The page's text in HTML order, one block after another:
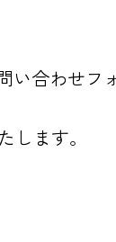
い合わせフ
ます。